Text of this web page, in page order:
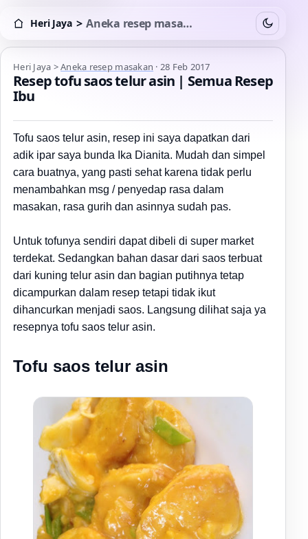
Heri Jaya > Aneka resep masakan
Heri Jaya > Aneka resep masakan Switch to
Heri Jaya >Aneka resep masakan · 28 Feb 2017
Resep tofu saos telur asin | Semua Resep
Ibu
Tofu saos telur asin, resep ini saya dapatkan dari
adik ipar saya bunda Ika Dianita. Mudah dan simpel
cara buatnya, yang pasti sehat karena tidak perlu
menambahkan msg / penyedap rasa dalam
masakan, rasa gurih dan asinnya sudah pas.
Untuk tofunya sendiri dapat dibeli di super market
terdekat. Sedangkan bahan dasar dari saos terbuat
dari kuning telur asin dan bagian putihnya tetap
dicampurkan dalam resep tetapi tidak ikut
dihancurkan menjadi saos. Langsung dilihat saja ya
resepnya tofu saos telur asin.
Tofu saos telur asin